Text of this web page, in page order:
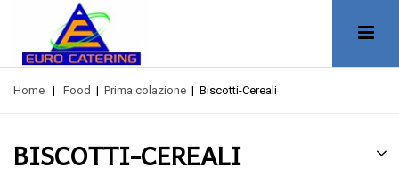
Home | Food | Prima colazione | Biscotti-Cereali
BISCOTTI-CEREALI